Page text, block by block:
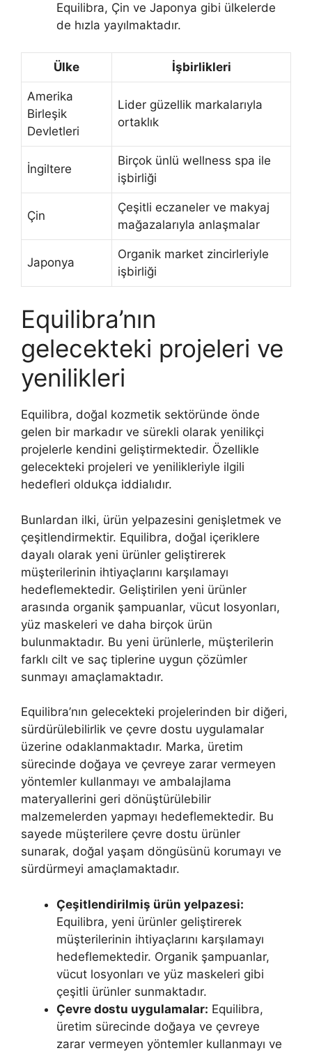
Equilibra, Çin ve Japonya gibi ülkelerde
de hızla yayılmaktadır.
Ülke İşbirlikleri
Amerika
Birleşik
Devletleri
Lider güzellik markalarıyla
ortaklık
İngiltere
Birçok ünlü wellness spa ile
işbirliği
Çin
Çeşitli eczaneler ve makyaj
mağazalarıyla anlaşmalar
Japonya
Organik market zincirleriyle
işbirliği
Equilibra’nın
gelecekteki projeleri ve
yenilikleri
Equilibra, doğal kozmetik sektöründe önde
gelen bir markadır ve sürekli olarak yenilikçi
projelerle kendini geliştirmektedir. Özellikle
gelecekteki projeleri ve yenilikleriyle ilgili
hedefleri oldukça iddialıdır.
Bunlardan ilki, ürün yelpazesini genişletmek ve
çeşitlendirmektir. Equilibra, doğal içeriklere
dayalı olarak yeni ürünler geliştirerek
müşterilerinin ihtiyaçlarını karşılamayı
hedeflemektedir. Geliştirilen yeni ürünler
arasında organik şampuanlar, vücut losyonları,
yüz maskeleri ve daha birçok ürün
bulunmaktadır. Bu yeni ürünlerle, müşterilerin
farklı cilt ve saç tiplerine uygun çözümler
sunmayı amaçlamaktadır.
Equilibra’nın gelecekteki projelerinden bir diğeri,
sürdürülebilirlik ve çevre dostu uygulamalar
üzerine odaklanmaktadır. Marka, üretim
sürecinde doğaya ve çevreye zarar vermeyen
yöntemler kullanmayı ve ambalajlama
materyallerini geri dönüştürülebilir
malzemelerden yapmayı hedeflemektedir. Bu
sayede müşterilere çevre dostu ürünler
sunarak, doğal yaşam döngüsünü korumayı ve
sürdürmeyi amaçlamaktadır.
Çeşitlendirilmiş ürün yelpazesi:
Equilibra, yeni ürünler geliştirerek
müşterilerinin ihtiyaçlarını karşılamayı
hedeflemektedir. Organik şampuanlar,
vücut losyonları ve yüz maskeleri gibi
çeşitli ürünler sunmaktadır.
Çevre dostu uygulamalar: Equilibra,
üretim sürecinde doğaya ve çevreye
zarar vermeyen yöntemler kullanmayı ve